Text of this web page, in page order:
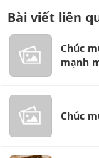
Bài viết liên
Chúc
mạnh
Chúc